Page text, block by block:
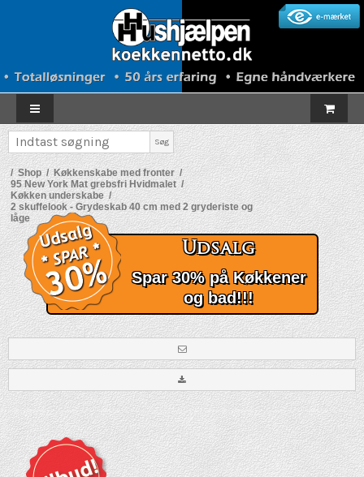
Søg
/ Shop / Køkkenskabe med fronter /
95 New York Mat grebsfri Hvidmalet /
Køkken underskabe /
2 skuffelook - Grydeskab 40 cm med 2 gryderiste og
låge
Udsalg
Spar 30% på Køkkener
og bad!!!